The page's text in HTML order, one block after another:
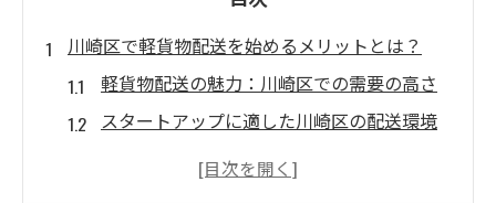
川崎区で軽貨物配送を始めるメリットとは？
軽貨物配送の魅力：川崎区での需要の高さ
スタートアップに適した川崎区の配送環境
川崎区での軽貨物配送の収益性を最大化す